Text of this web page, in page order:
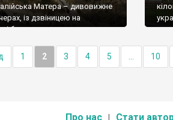
Матера – дивовижне
із дзвіницею на
будиночки хаотично
об’єкт Світової спадщини
Бокайрент – схоже […]
1 2 3 4 5 10
Про нас Стати